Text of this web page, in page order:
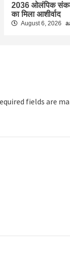
2036 ओलंपिक
का मिला आशीर्वाद
August 6, 2026
fields are